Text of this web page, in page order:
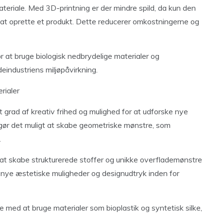
Med 3D-printning er der mindre spild, da kun den
oprette et produkt. Dette reducerer omkostningerne og
bruge biologisk nedbrydelige materialer og
miljøpåvirkning.
af kreativ frihed og mulighed for at udforske nye
det muligt at skabe geometriske mønstre, som
skabe strukturerede stoffer og unikke overflademønstre
æstetiske muligheder og designudtryk inden for
med at bruge materialer som bioplastik og syntetisk silke,